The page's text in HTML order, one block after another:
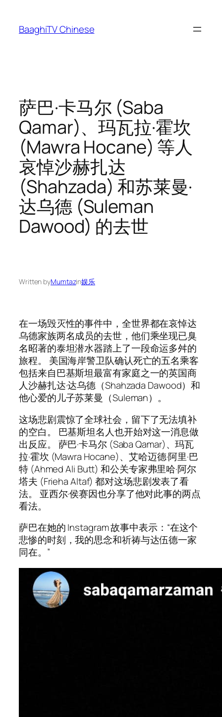
content
BaaghiTV Chinese
萨巴·卡马尔 (Saba
Qamar)、玛瓦拉·霍坎
(Mawra Hocane) 等人
哀悼沙赫扎达
(Shahzada) 和苏莱曼·
达乌德 (Suleman
Dawood) 的去世
Written byMumtazin娱乐
在一场毁灭性的事件中，全世界都在哀悼达
乌德家族两名成员的去世，他们乘坐现已臭
名昭著的泰坦潜水器踏上了一段命运多舛的
旅程。 美国海岸警卫队确认死亡的五名乘客
包括来自巴基斯坦最富有家庭之一的英国商
人沙赫扎达·达乌德（Shahzada Dawood）和
他心爱的儿子苏莱曼（Suleman）。
这场悲剧震惊了全球社会，留下了无法填补
的空白。 巴基斯坦名人也开始对这一消息做
出反应。 萨巴·卡马尔 (Saba Qamar)、玛瓦
拉·霍坎 (Mawra Hocane)、艾哈迈德·阿里·巴
特 (Ahmed Ali Butt) 和公关专家弗里哈·阿尔
塔夫 (Frieha Altaf) 都对这场悲剧发表了看
法。 亚西尔·侯赛因也分享了他对此事的两点
看法。
萨巴在她的 Instagram 故事中表示：“在这个
悲惨的时刻，我的思念和祈祷与达伍德一家
同在。”